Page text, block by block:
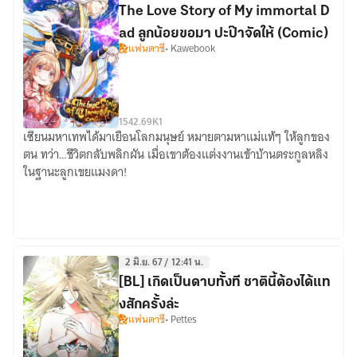
ยอด
สาว
เสิร์ฟ
The
Love
Story
Dad
ลูก
น้อย
ขอมา
ปะ
ป๊า
The Love Story of My immortal D
ad ลูกน้อยขอมา ปะป๊าจัดให้ (Comic)
แฟนตาซี• Kawebook
1542.69K1
เซียนมหาเทพได้มาเยือนโลกมนุษย์ หมายตามหาแม่แท้ๆ ให้ลูกของ
ตน ทว่า…ชีวิตกลับพลิกผัน เมื่อเขาต้องแต่งงานเข้าบ้านตระกูลหลิง
ในฐานะลูกเขยแมงดา!
2 มิ.ย. 67 / 12:41 น.
[BL] เกิดเป็นดาบทั้งที ชาตินี้ต้องได้แท
งสักครั้งล่ะ
แฟนตาซี• Pettes